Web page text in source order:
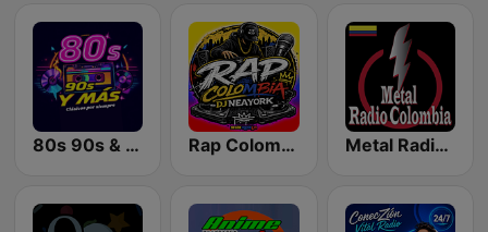
80s 90s & Más Rap Colombia DJ NEAYORK Metal Radio Colombia